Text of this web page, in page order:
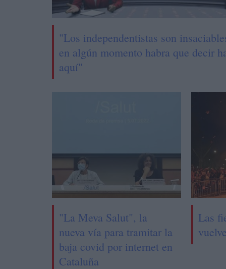
"Los independentistas son
en algún momento habra que decir
aquí"
"La Meva Salut", la
nueva vía para tramitar la
baja covid por internet en
Cataluña
Las